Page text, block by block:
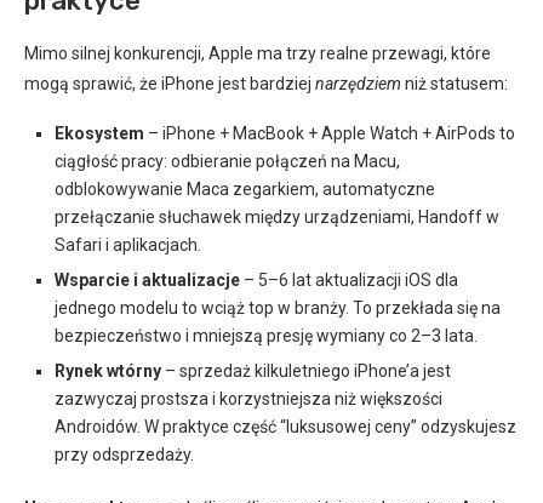
Mimo silnej konkurencji, Apple ma trzy realne przewagi, które
mogą sprawić, że iPhone jest bardziej narzędziem niż statusem:
Ekosystem – iPhone + MacBook + Apple Watch + AirPods to
ciągłość pracy: odbieranie połączeń na Macu,
odblokowywanie Maca zegarkiem, automatyczne
przełączanie słuchawek między urządzeniami, Handoff w
Safari i aplikacjach.
Wsparcie i aktualizacje – 5–6 lat aktualizacji iOS dla
jednego modelu to wciąż top w branży. To przekłada się na
bezpieczeństwo i mniejszą presję wymiany co 2–3 lata.
Rynek wtórny – sprzedaż kilkuletniego iPhone’a jest
zazwyczaj prostsza i korzystniejsza niż większości
Androidów. W praktyce część “luksusowej ceny” odzyskujesz
przy odsprzedaży.